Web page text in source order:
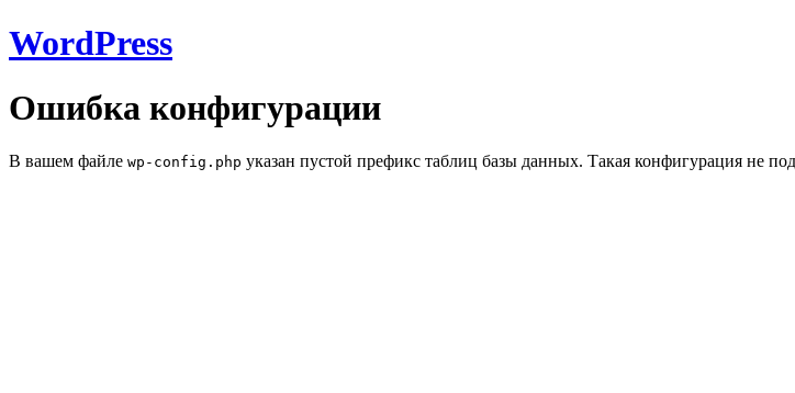
WordPress
Ошибка конфигурации
В вашем файле wp-config.php указан пустой префикс таблиц базы данных. Такая конфигурация не